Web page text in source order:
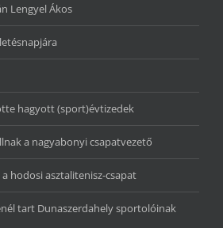
Lengyel Ákos
hagyott (sport)évtizedek
a nagyabonyi csapatvezető
hodosi asztalitenisz-csapat
tart Dunaszerdahely sportolóinak